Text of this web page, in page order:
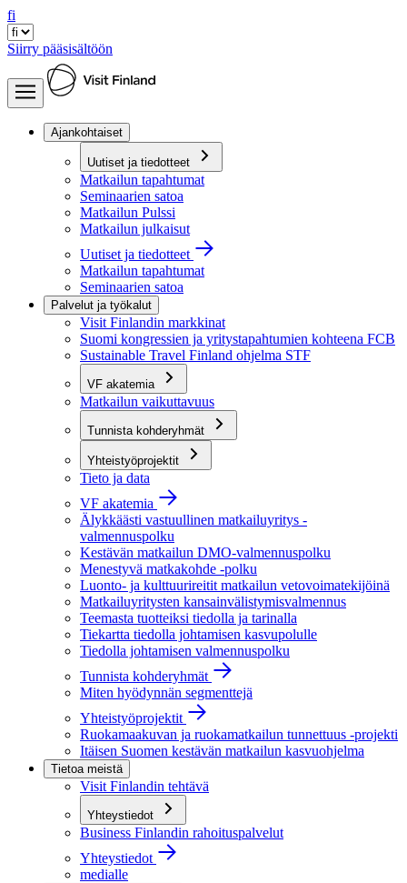
fi
Siirry pääsisältöön
Ajankohtaiset
Uutiset ja tiedotteet
Matkailun tapahtumat
Seminaarien satoa
Matkailun Pulssi
Matkailun julkaisut
Uutiset ja tiedotteet
Matkailun tapahtumat
Seminaarien satoa
Palvelut ja työkalut
Visit Finlandin markkinat
Suomi kongressien ja yritystapahtumien kohteena FCB
Sustainable Travel Finland ohjelma STF
VF akatemia
Matkailun vaikuttavuus
Tunnista kohderyhmät
Yhteistyöprojektit
Tieto ja data
VF akatemia
Älykkäästi vastuullinen matkailuyritys -
valmennuspolku
Kestävän matkailun DMO-valmennuspolku
Menestyvä matkakohde -polku
Luonto- ja kulttuurireitit matkailun vetovoimatekijöinä
Matkailuyritysten kansainvälistymisvalmennus
Teemasta tuotteiksi tiedolla ja tarinalla
Tiekartta tiedolla johtamisen kasvupolulle
Tiedolla johtamisen valmennuspolku
Tunnista kohderyhmät
Miten hyödynnän segmenttejä
Yhteistyöprojektit
Ruokamaakuvan ja ruokamatkailun tunnettuus -projekti
Itäisen Suomen kestävän matkailun kasvuohjelma
Tietoa meistä
Visit Finlandin tehtävä
Yhteystiedot
Business Finlandin rahoituspalvelut
Yhteystiedot
medialle